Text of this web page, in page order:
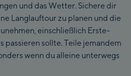
und das Wetter. Sichere dir
Langlauftour zu planen und die
einschließlich Erste-
passieren sollte. Teile jemandem
wenn du alleine unterwegs